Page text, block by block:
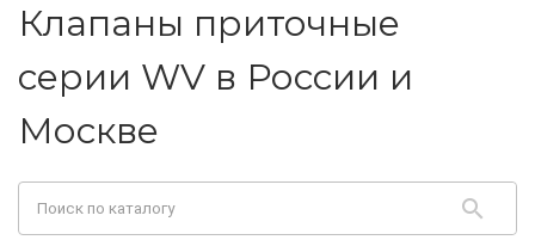
Клапаны приточные
серии WV в России и
Москве